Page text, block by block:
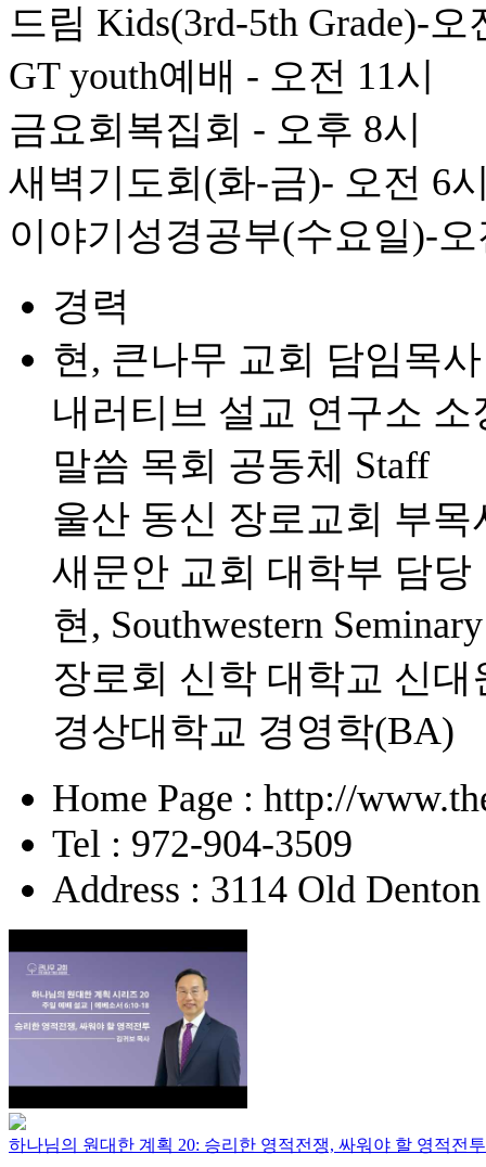
드림 Kids(3rd-5th Grade)-오
GT youth예배 - 오전 11시
금요회복집회 - 오후 8시
새벽기도회(화-금)- 오전 6
이야기성경공부(수요일)-
경력
현, 큰나무 교회 담임목사
내러티브 설교 연구소 소
말씀 목회 공동체 Staff
울산 동신 장로교회 부목
새문안 교회 대학부 담당
현, Southwestern
장로회 신학 대학교 신
경상대학교 경영학(BA)
Home Page : http://
Tel : 972-904-3509
Address : 3114 Old
하나님의 원대한 계획 20: 승리한 영적전쟁, 싸워야 할 영적전투